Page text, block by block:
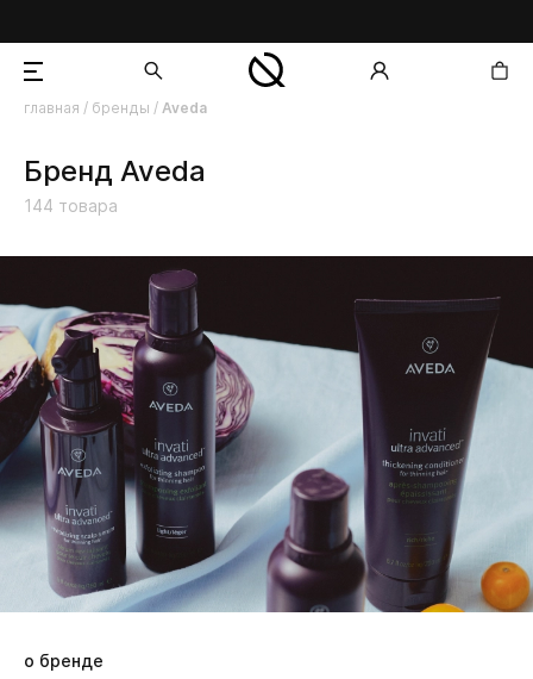
главная / бренды / Aveda
Бренд Aveda
144 товара
о бренде